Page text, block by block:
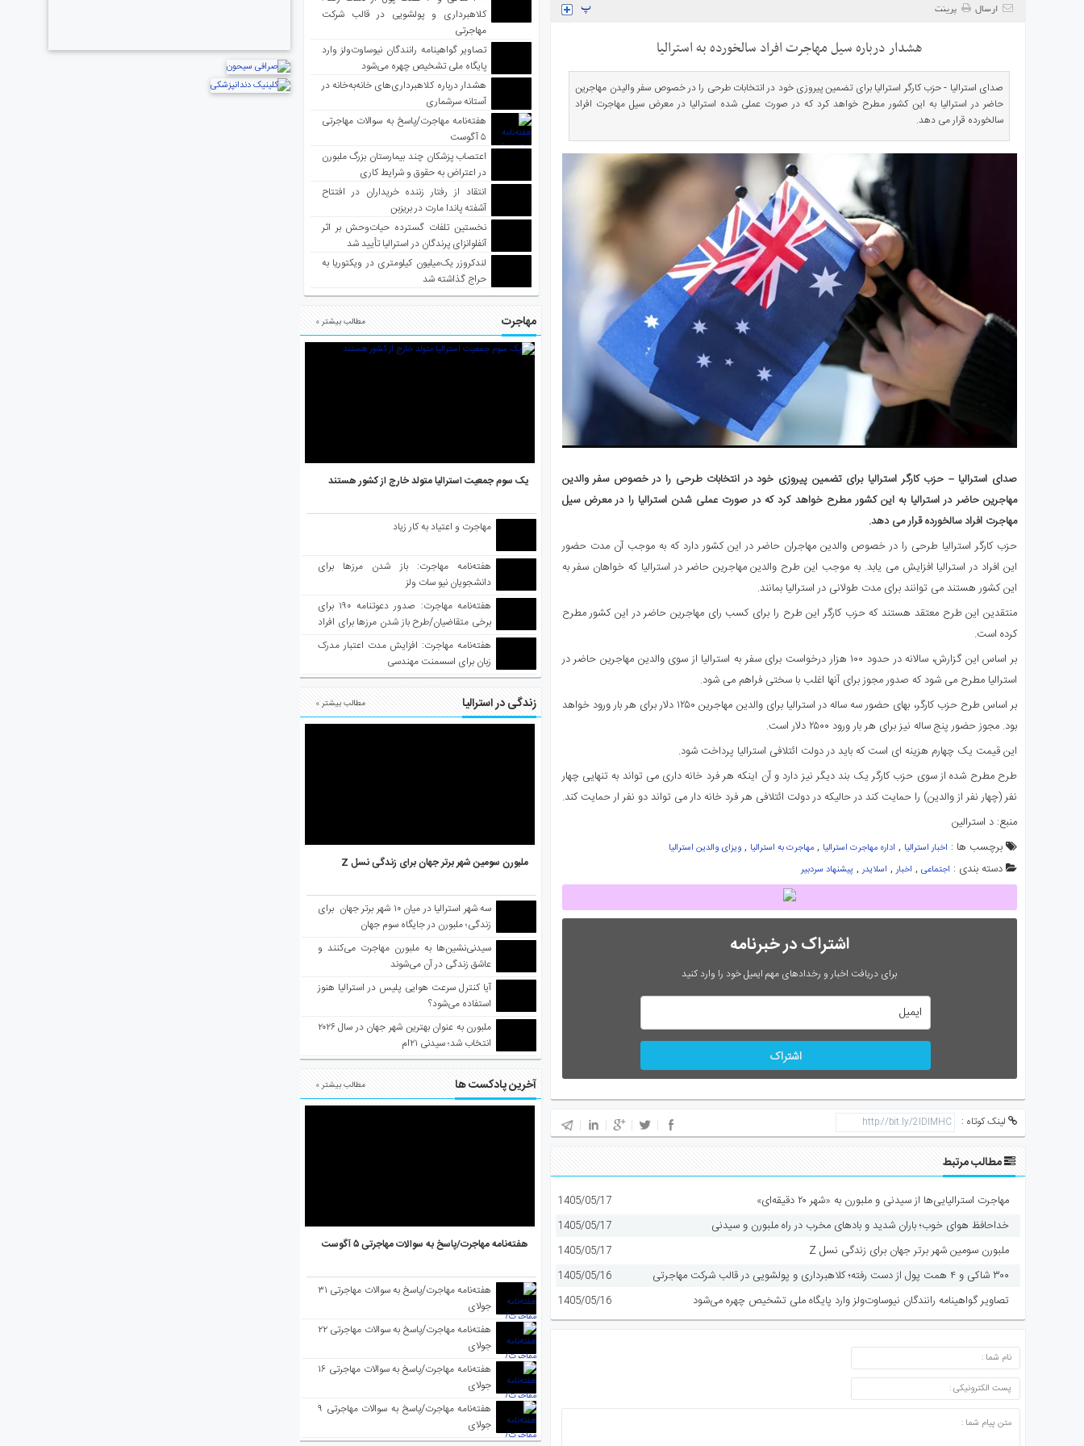
ارسال پرینت
هشدار درباره سیل مهاجرت افراد سالخورده به استرالیا
صدای استرالیا - حزب کارگر استرالیا برای تضمین پیروزی خود در انتخابات طرحی را در خصوص سفر والیدن مهاجرین
حاضر در استرالیا به این کشور مطرح خواهد کرد که در صورت عملی شده استرالیا در معرض سیل مهاجرت افراد
سالخورده قرار می دهد.
صدای استرالیا – حزب کارگر استرالیا برای تضمین پیروزی خود در انتخابات طرحی را در خصوص سفر والدین
مهاجرین حاضر در استرالیا به این کشور مطرح خواهد کرد که در صورت عملی شدن استرالیا را در معرض سیل
مهاجرت افراد سالخورده قرار می دهد.
حزب کارگر استرالیا طرحی را در خصوص والدین مهاجران حاضر در این کشور دارد که به موجب آن مدت حضور
این افراد در استرالیا افزایش می یابد. به موجب این طرح والدین مهاجرین حاضر در استرالیا که خواهان سفر به
این کشور هستند می توانند برای مدت طولانی در استرالیا بمانند.
منتقدین این طرح معتقد هستند که حزب کارگر این طرح را برای کسب رای مهاجرین حاضر در این کشور مطرح
کرده است.
بر اساس این گزارش، سالانه در حدود ۱۰۰ هزار درخواست برای سفر به استرالیا از سوی والدین مهاجرین حاضر در
استرالیا مطرح می شود که صدور مجوز برای آنها اغلب با سختی فراهم می شود.
بر اساس طرح حزب کارگر، بهای حضور سه ساله در استرالیا برای والدین مهاجرین ۱۲۵۰ دلار برای هر بار ورود خواهد
بود. مجوز حضور پنج ساله نیز برای هر بار ورود ۲۵۰۰ دلار است.
این قیمت یک چهارم هزینه ای است که باید در دولت ائتلافی استرالیا پرداخت شود.
طرح مطرح شده از سوی حزب کارگر یک بند دیگر نیز دارد و آن اینکه هر فرد خانه داری می تواند به تنهایی چهار
نفر (چهار نفر از والدین) را حمایت کند در حالیکه در دولت ائتلافی هر فرد خانه دار می تواند دو نفر ار حمایت کند.
منبع: د استرالین
برچسب ها : اخبار استرالیا , اداره مهاجرت استرالیا , مهاجرت به استرالیا , ویزای والدین استرالیا
دسته بندی : اجتماعی , اخبار, اسلایدر, پیشنهاد سردبیر
اشتراک در خبرنامه
برای دریافت اخبار و رخدادهای مهم ایمیل خود را وارد کنید
اشتراک
لینک کوتاه :
مطالب مرتبط
مهاجرت استرالیایی‌ها از سیدنی و ملبورن به «شهر ۲۰ دقیقه‌ای» 1405/05/17
خداحافظ هوای خوب؛ باران شدید و بادهای مخرب در راه ملبورن و سیدنی 1405/05/17
ملبورن سومین شهر برتر جهان برای زندگی نسل Z 1405/05/17
۳۰۰ شاکی و ۴ همت پول از دست رفته؛ کلاهبرداری و پولشویی در قالب شرکت مهاجرتی 1405/05/16
تصاویر گواهینامه رانندگان نیوساوت‌ولز وارد پایگاه ملی تشخیص چهره می‌شود 1405/05/16
ارسال دیدگاه
کلاهبرداری و پولشویی در قالب شرکت
مهاجرتی
تصاویر گواهینامه رانندگان نیوساوت‌ولز وارد
پایگاه ملی تشخیص چهره می‌شود
هشدار درباره کلاهبرداری‌های خانه‌به‌خانه در
آستانه سرشماری
هفته‌نامه مهاجرت/پاسخ به سوالات مهاجرتی
۵ آگوست
اعتصاب پزشکان چند بیمارستان بزرگ ملبورن
در اعتراض به حقوق و شرایط کاری
انتقاد از رفتار زننده خریداران در افتتاح
آشفته پاندا مارت در بریزبن
نخستین تلفات گسترده حیات‌وحش بر اثر
آنفلوانزای پرندگان در استرالیا تأیید شد
لندکروزر یک‌میلیون کیلومتری در ویکتوریا به
حراج گذاشته شد
مهاجرت مطالب بیشتر »
یک سوم جمعیت استرالیا متولد خارج از کشور هستند
مهاجرت و اعتیاد به کار زیاد
هفته‌نامه مهاجرت: باز شدن مرزها برای
دانشجویان نیو سات ولز
هفته‌نامه مهاجرت: صدور دعوتنامه ۱۹۰ برای
برخی متقاضیان/طرح باز شدن مرزها برای افراد
واکسینه شده
هفته‌نامه مهاجرت: افزایش مدت اعتبار مدرک
زبان برای اسسمنت مهندسی
زندگی در استرالیا مطالب بیشتر »
ملبورن سومین شهر برتر جهان برای زندگی نسل Z
سه شهر استرالیا در میان ۱۰ شهر برتر جهان برای
زندگی؛ ملبورن در جایگاه سوم جهان
سیدنی‌نشین‌ها به ملبورن مهاجرت می‌کنند و
عاشق زندگی در آن می‌شوند
آیا کنترل سرعت هوایی پلیس در استرالیا هنوز
استفاده می‌شود؟
ملبورن به عنوان بهترین شهر جهان در سال ۲۰۲۶
انتخاب شد؛ سیدنی ۲۱‌ام
آخرین پادکست ها مطالب بیشتر »
هفته‌نامه مهاجرت/پاسخ به سوالات مهاجرتی ۵ آگوست
هفته‌نامه مهاجرت/پاسخ به سوالات مهاجرتی ۳۱
جولای
هفته‌نامه مهاجرت/پاسخ به سوالات مهاجرتی ۲۲
جولای
هفته‌نامه مهاجرت/پاسخ به سوالات مهاجرتی ۱۶
جولای
هفته‌نامه مهاجرت/پاسخ به سوالات مهاجرتی ۹
جولای